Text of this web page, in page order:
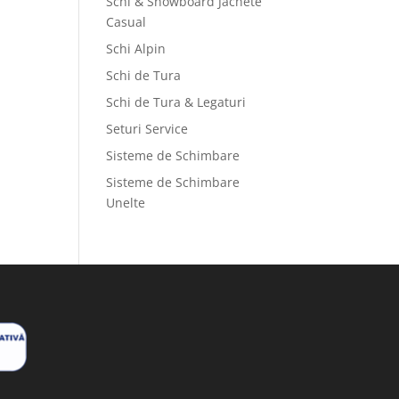
Casual
Schi Alpin
Schi de Tura
Schi de Tura & Legaturi
Seturi Service
Sisteme de Schimbare
Sisteme de Schimbare
Unelte